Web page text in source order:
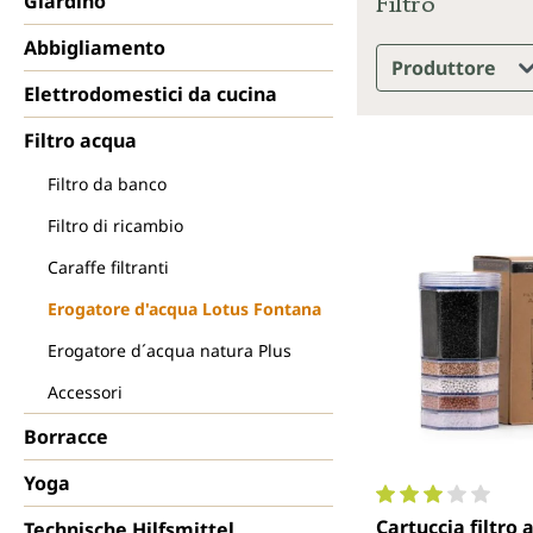
Abbigliamento
Elettrodomestici da cucina
Filtro acqua
Filtro da banco
Filtro di ricambio
Caraffe filtranti
Erogatore d'acqua Lotus Fontana
Erogatore d´acqua natura Plus
Accessori
Borracce
Yoga
Produttore
Valutazione
Cartuccia filtro